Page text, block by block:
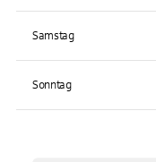
Samstag
Sonntag